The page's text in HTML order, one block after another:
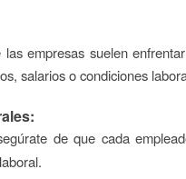
empresas suelen
salarios o condiciones
de que cada